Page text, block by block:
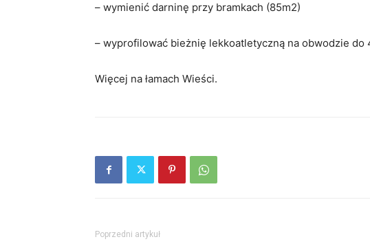
– wymienić darninę przy bramkach (85m2)
– wyprofilować bieżnię lekkoatletyczną na obwodzie do
Więcej na łamach Wieści.
Poprzedni artykuł